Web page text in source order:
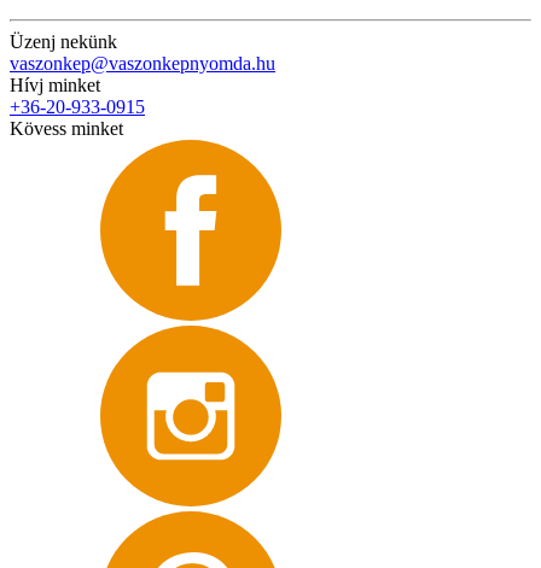
Üzenj nekünk
vaszonkep@vaszonkepnyomda.hu
Hívj minket
+36-20-933-0915
Kövess minket